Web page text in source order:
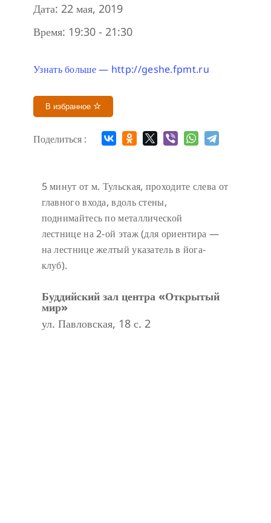
Дата: 22 мая, 2019
Время: 19:30 - 21:30
Узнать больше — http://geshe.fpmt.ru
В избранное
Поделиться :
5 минут от м. Тульская, проходите слева от
главного входа, вдоль стены,
поднимайтесь по металлической
лестнице на 2-ой этаж (для ориентира —
на лестнице желтый указатель в йога-
клуб).
Буддийский зал центра «Открытый
мир»
ул. Павловская, 18 с. 2